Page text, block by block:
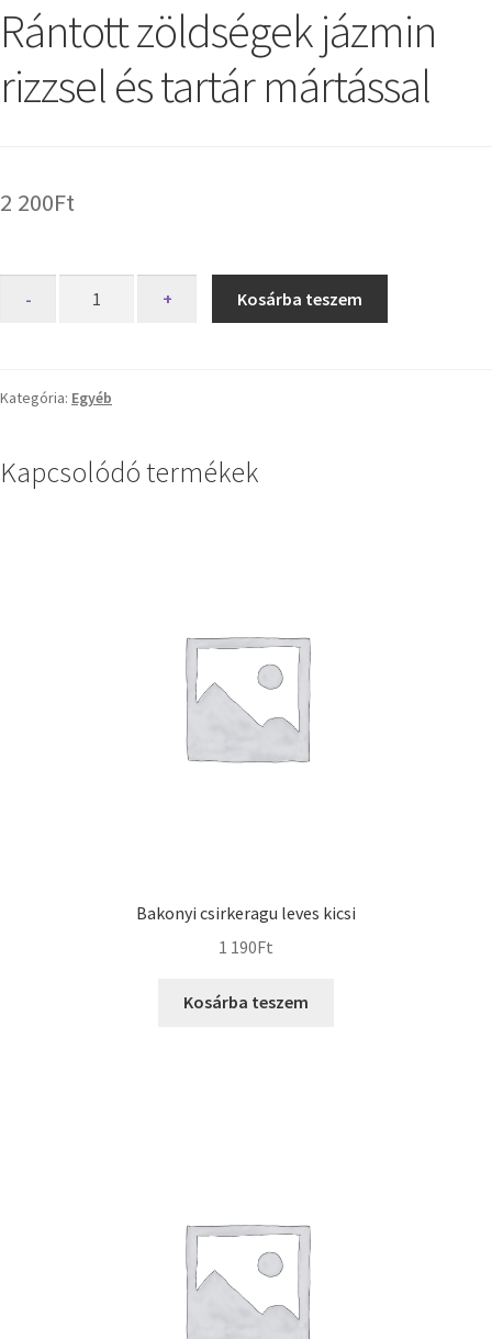
Rántott zöldségek jázmin
rizzsel és tartár mártással
2 200Ft
- + Kosárba teszem
Kategória: Egyéb
Kapcsolódó termékek
Bakonyi csirkeragu leves kicsi
1 190Ft
Kosárba teszem